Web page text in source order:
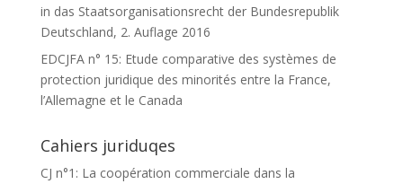
in das Staatsorganisationsrecht der Bundesrepublik
Deutschland, 2. Auflage 2016
EDCJFA n° 15: Etude comparative des systèmes de
protection juridique des minorités entre la France,
l’Allemagne et le Canada
Cahiers juriduqes
CJ n°1: La coopération commerciale dans la